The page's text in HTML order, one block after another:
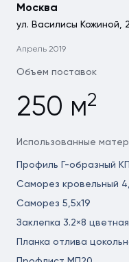
Москва
ул. Василисы Кожиной,
Апрель 2019
Объем поставок
250 м2
Использованные
Профиль Г-образный
Саморез кровельный
Саморез 5,5x19
Заклепка 3.2×8
Планка отлива